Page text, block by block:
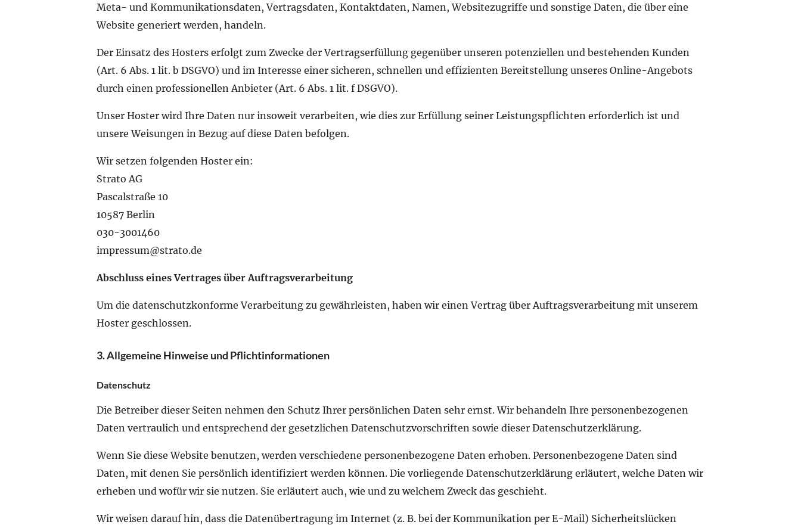
Meta- und Kommunikationsdaten, Vertragsdaten, Kontaktdaten, Namen, Websitezugriffe und sonstige Daten, die über eine
Website generiert werden, handeln.
Der Einsatz des Hosters erfolgt zum Zwecke der Vertragserfüllung gegenüber unseren potenziellen und bestehenden Kunden
(Art. 6 Abs. 1 lit. b DSGVO) und im Interesse einer sicheren, schnellen und effizienten Bereitstellung unseres Online-Angebots
durch einen professionellen Anbieter (Art. 6 Abs. 1 lit. f DSGVO).
Unser Hoster wird Ihre Daten nur insoweit verarbeiten, wie dies zur Erfüllung seiner Leistungspflichten erforderlich ist und
unsere Weisungen in Bezug auf diese Daten befolgen.
Wir setzen folgenden Hoster ein:
Strato AG
Pascalstraße 10
10587 Berlin
030-3001460
impressum@strato.de
Abschluss eines Vertrages über Auftragsverarbeitung
Um die datenschutzkonforme Verarbeitung zu gewährleisten, haben wir einen Vertrag über Auftragsverarbeitung mit unserem
Hoster geschlossen.
3. Allgemeine Hinweise und Pflichtinformationen
Datenschutz
Die Betreiber dieser Seiten nehmen den Schutz Ihrer persönlichen Daten sehr ernst. Wir behandeln Ihre personenbezogenen
Daten vertraulich und entsprechend der gesetzlichen Datenschutzvorschriften sowie dieser Datenschutzerklärung.
Wenn Sie diese Website benutzen, werden verschiedene personenbezogene Daten erhoben. Personenbezogene Daten sind
Daten, mit denen Sie persönlich identifiziert werden können. Die vorliegende Datenschutzerklärung erläutert, welche Daten wir
erheben und wofür wir sie nutzen. Sie erläutert auch, wie und zu welchem Zweck das geschieht.
Wir weisen darauf hin, dass die Datenübertragung im Internet (z. B. bei der Kommunikation per E-Mail) Sicherheitslücken